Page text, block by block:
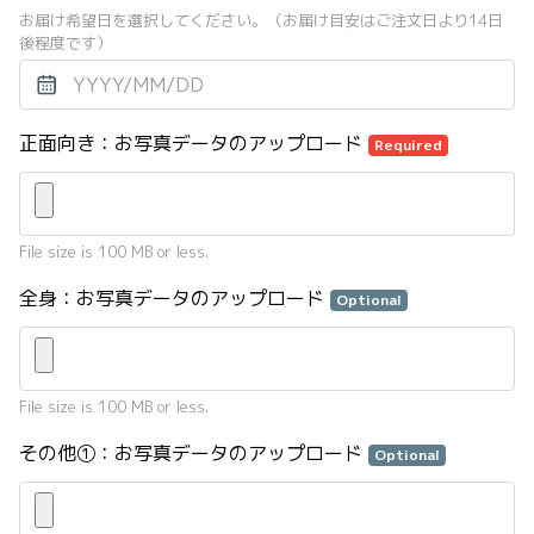
お届け希望日を選択してください。（お届け目安はご注文日より14日
後程度です）
正面向き：お写真データのアップロード Required
File size is 100 MB or less.
全身：お写真データのアップロード Optional
File size is 100 MB or less.
その他①：お写真データのアップロード Optional